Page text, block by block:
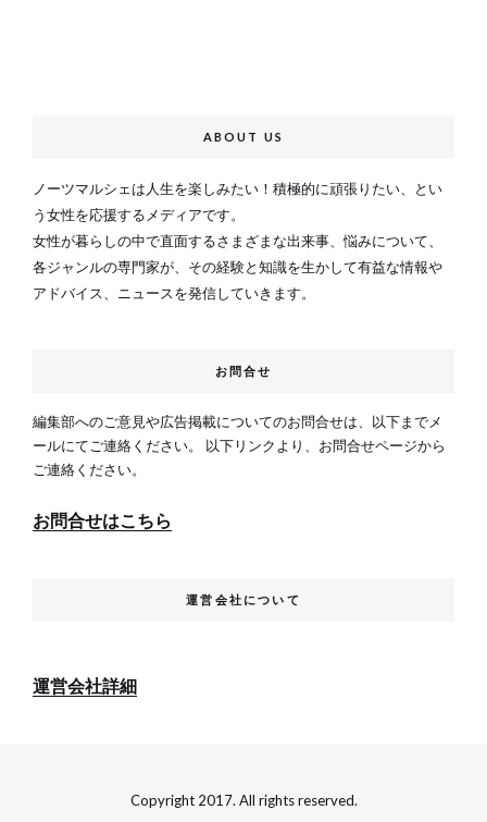
ABOUT US
ノーツマルシェは人生を楽しみたい！積極的に頑張りたい、とい
う女性を応援するメディアです。
女性が暮らしの中で直面するさまざまな出来事、悩みについて、
各ジャンルの専門家が、その経験と知識を生かして有益な情報や
アドバイス、ニュースを発信していきます。
お問合せ
編集部へのご意見や広告掲載についてのお問合せは、以下までメ
ールにてご連絡ください。 以下リンクより、お問合せページから
ご連絡ください。
お問合せはこちら
運営会社について
運営会社詳細
Copyright 2017. All rights reserved.